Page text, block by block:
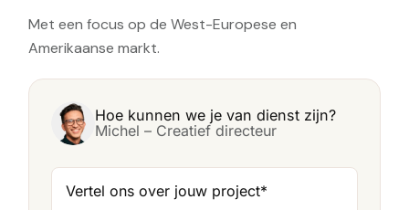
Met een focus op de West-Europese en
Amerikaanse markt.
Hoe kunnen we je van dienst zijn?
Michel – Creatief directeur
Vertel ons over jouw project*